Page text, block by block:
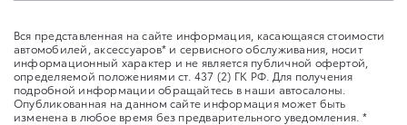
Вся представленная на сайте информация, касающаяся стоимости
автомобилей, аксессуаров* и сервисного обслуживания, носит
информационный характер и не является публичной офертой,
определяемой положениями ст. 437 (2) ГК РФ. Для получения
подробной информации обращайтесь в наши автосалоны.
Опубликованная на данном сайте информация может быть
изменена в любое время без предварительного уведомления. *